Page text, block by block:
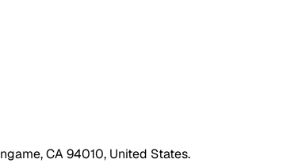
CA 94010, United States.